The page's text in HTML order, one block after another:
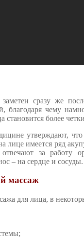
сразу же
благодаря чему
более
утверждают,
лице имеется ряд
за работу
– на сердце и сосуды.
массаж
для лица, в